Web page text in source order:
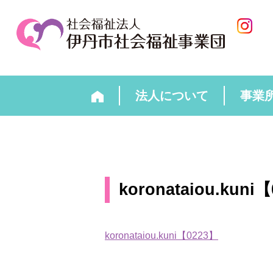
法人について 事業
koronataiou.kuni【
koronataiou.kuni【0223】